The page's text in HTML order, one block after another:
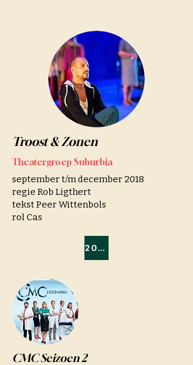
Troost & Zonen
Theatergroep Suburbia
september t/m december 2018
regie Rob Ligthert
tekst Peer Wittenbols
rol Cas
2017/2018
CMC Seizoen 2